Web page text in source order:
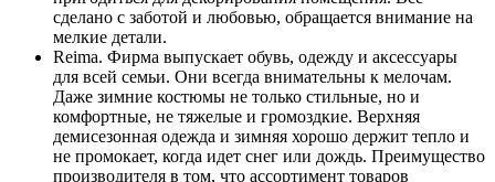
сделано с заботой и любовью, обращается внимание на
мелкие детали.
Reima. Фирма выпускает обувь, одежду и аксессуары
для всей семьи. Они всегда внимательны к мелочам.
Даже зимние костюмы не только стильные, но и
комфортные, не тяжелые и громоздкие. Верхняя
демисезонная одежда и зимняя хорошо держит тепло и
не промокает, когда идет снег или дождь. Преимущество
производителя в том, что ассортимент товаров